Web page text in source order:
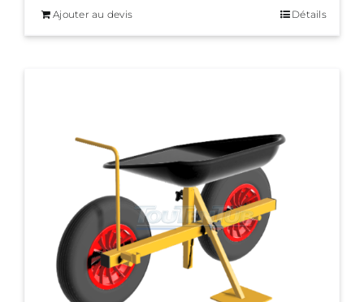
Ajouter au devis Détails